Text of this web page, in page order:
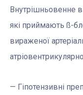
Внутрішньовенне
які приймають ß-
вираженої
— Гіпотензивні